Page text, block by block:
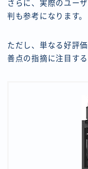
さらに、実際のユー
判も参考になります。
ただし、単なる好評
善点の指摘に注目する